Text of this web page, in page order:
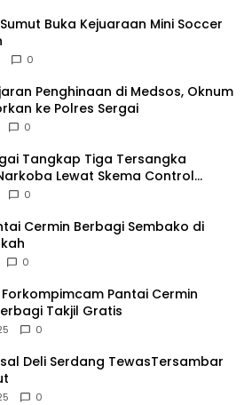
Buka Kejuaraan Mini Soccer
0
Penghinaan di Medsos, Oknum
ke Polres Sergai
0
Tangkap Tiga Tersangka
Lewat Skema Control
0
Cermin Berbagi Sembako di
0
Pantai Cermin
Berbagi Takjil Gratis
0
Deli Serdang TewasTersambar
0